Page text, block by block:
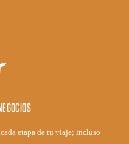
etapa de tu viaje; incluso